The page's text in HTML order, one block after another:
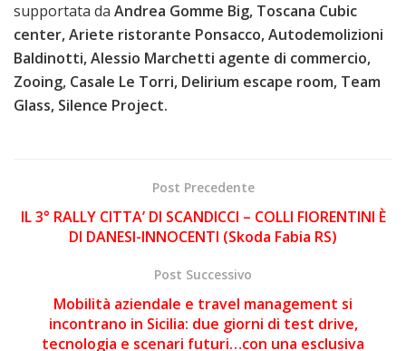
supportata da Andrea Gomme Big, Toscana Cubic
center, Ariete ristorante Ponsacco, Autodemolizioni
Baldinotti, Alessio Marchetti agente di commercio,
Zooing, Casale Le Torri, Delirium escape room, Team
Glass, Silence Project.
Post Precedente
IL 3° RALLY CITTA’ DI SCANDICCI – COLLI FIORENTINI È
DI DANESI-INNOCENTI (Skoda Fabia RS)
Post Successivo
Mobilità aziendale e travel management si
incontrano in Sicilia: due giorni di test drive,
tecnologia e scenari futuri…con una esclusiva